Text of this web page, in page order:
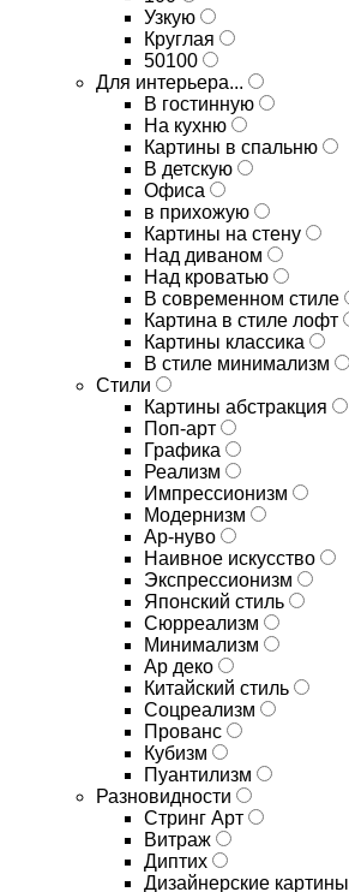
Узкую
Круглая
50100
Для интерьера...
В гостинную
На кухню
Картины в спальню
В детскую
Офиса
в прихожую
Картины на стену
Над диваном
Над кроватью
В современном стиле
Картина в стиле лофт
Картины классика
В стиле минимализм
Стили
Картины абстракция
Поп-арт
Графика
Реализм
Импрессионизм
Модернизм
Ар-нуво
Наивное искусство
Экспрессионизм
Японский стиль
Сюрреализм
Минимализм
Ар деко
Китайский стиль
Соцреализм
Прованс
Кубизм
Пуантилизм
Разновидности
Стринг Арт
Витраж
Диптих
Дизайнерские картины